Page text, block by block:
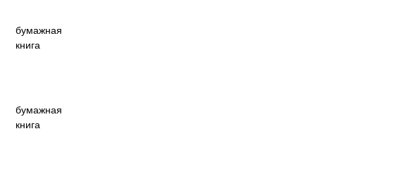
бумажная
книга
бумажная
книга